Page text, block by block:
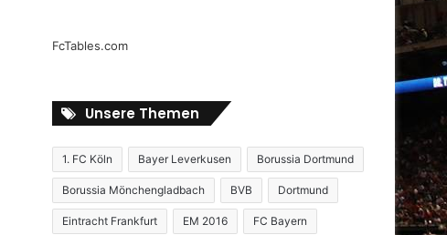
FcTables.com
Unsere Themen
1. FC Köln Bayer Leverkusen Borussia Dortmund
Borussia Mönchengladbach BVB Dortmund
Eintracht Frankfurt EM 2016 FC Bayern